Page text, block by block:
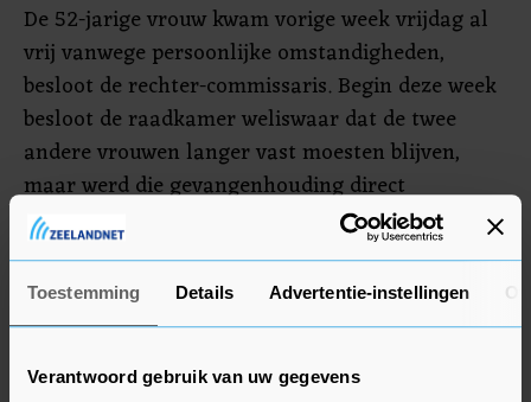
Toestemming Details Advertentie-instellingen
Verantwoord gebruik van uw gegevens
De 52-jarige vrouw kwam vorige week vrijdag al
vrij vanwege persoonlijke omstandigheden,
besloot de rechter-commissaris. Begin deze week
besloot de raadkamer weliswaar dat de twee
andere vrouwen langer vast moesten blijven,
maar werd die gevangenhouding direct
geschorst. De reden daarvan is niet bekend.
In de zaak is vorige week donderdag nog een
vierde verdachte aangehouden. Hij is na verhoor
verdachte, aldus het OM.